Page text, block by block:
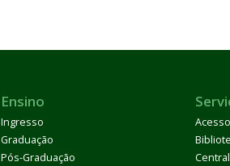
Ensino
Ingresso
Graduação
Pós-Graduação